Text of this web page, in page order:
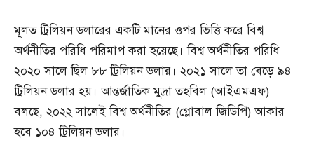
মূলত ট্রিলিয়ন ডলারের একটি মানের ওপর ভিত্তি করে বিশ্ব
অর্থনীতির পরিধি পরিমাপ করা হয়েছে। বিশ্ব অর্থনীতির পরিধি
২০২০ সালে ছিল ৮৮ ট্রিলিয়ন ডলার। ২০২১ সালে তা বেড়ে ৯৪
ট্রিলিয়ন ডলার হয়। আন্তর্জাতিক মুদ্রা তহবিল (আইএমএফ)
বলছে, ২০২২ সালেই বিশ্ব অর্থনীতির (গ্লোবাল জিডিপি) আকার
হবে ১০৪ ট্রিলিয়ন ডলার।